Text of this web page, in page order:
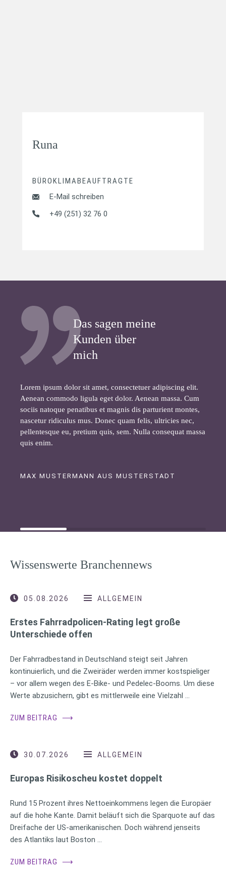
Runa
BÜROKLIMABEAUFTRAGTE
E-Mail schreiben
+49 (251) 32 76 0
Das sagen meine
Kunden über
mich
Lorem ipsum dolor sit amet, consectetuer adipiscing elit.
Aenean commodo ligula eget dolor. Aenean massa. Cum
sociis natoque penatibus et magnis dis parturient montes,
nascetur ridiculus mus. Donec quam felis, ultricies nec,
pellentesque eu, pretium quis, sem. Nulla consequat massa
quis enim.
MAX MUSTERMANN AUS MUSTERSTADT
Wissenswerte Branchennews
05.08.2026 ALLGEMEIN
Erstes Fahrradpolicen-Rating legt große
Unterschiede offen
Der Fahrradbestand in Deutschland steigt seit Jahren
kontinuierlich, und die Zweiräder werden immer kostspieliger
– vor allem wegen des E-Bike- und Pedelec-Booms. Um diese
Werte abzusichern, gibt es mittlerweile eine Vielzahl …
ZUM BEITRAG ⟶
30.07.2026 ALLGEMEIN
Europas Risikoscheu kostet doppelt
Rund 15 Prozent ihres Nettoeinkommens legen die Europäer
auf die hohe Kante. Damit beläuft sich die Sparquote auf das
Dreifache der US-amerikanischen. Doch während jenseits
des Atlantiks laut Boston …
ZUM BEITRAG ⟶